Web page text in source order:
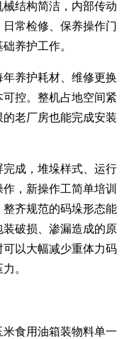
结构简洁，内部传动
常检修、保养操作门
养护工作。
养护耗材、维修更换
控。整机占地空间紧
老厂房也能完成安装
成，堆垛样式、运行
，新操作工简单培训
齐规范的码垛形态能
破损、渗漏造成的原
以大幅减少重体力码
。
食用油箱装物料单一